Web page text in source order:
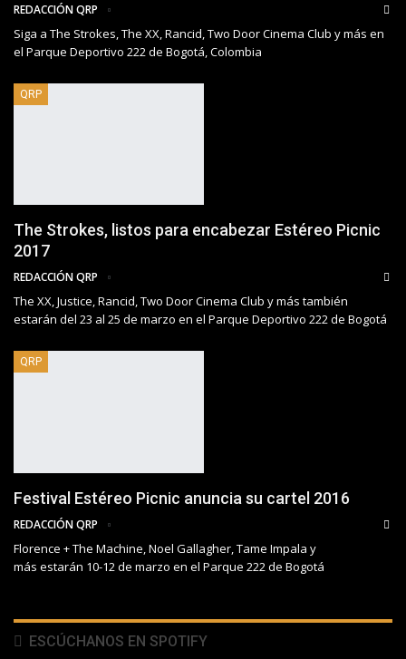
REDACCIÓN QRP
Siga a The Strokes, The XX, Rancid, Two Door Cinema Club y más en
el Parque Deportivo 222 de Bogotá, Colombia
QRP
The Strokes, listos para encabezar Estéreo Picnic
2017
REDACCIÓN QRP
The XX, Justice, Rancid, Two Door Cinema Club y más también
estarán del 23 al 25 de marzo en el Parque Deportivo 222 de Bogotá
QRP
Festival Estéreo Picnic anuncia su cartel 2016
REDACCIÓN QRP
Florence + The Machine, Noel Gallagher, Tame Impala y
más estarán 10-12 de marzo en el Parque 222 de Bogotá
ESCÚCHANOS EN SPOTIFY